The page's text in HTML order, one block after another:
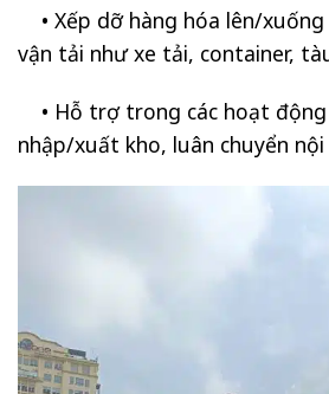
• Xếp dỡ hàng hóa lên/
vận tải như xe tải, container,
• Hỗ trợ trong các hoạt
nhập/xuất kho, luân chuyển nội